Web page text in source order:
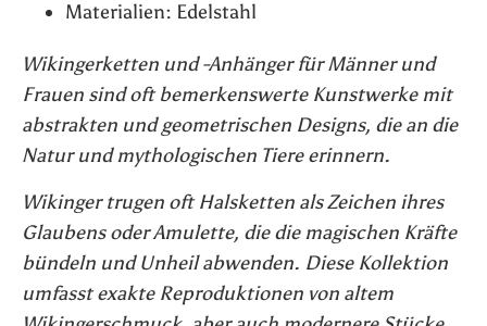
Materialien: Edelstahl
Wikingerketten und -Anhänger für Männer und
Frauen sind oft bemerkenswerte Kunstwerke mit
abstrakten und geometrischen Designs, die an die
Natur und mythologischen Tiere erinnern.
Wikinger trugen oft Halsketten als Zeichen ihres
Glaubens oder Amulette, die die magischen Kräfte
bündeln und Unheil abwenden. Diese Kollektion
umfasst exakte Reproduktionen von altem